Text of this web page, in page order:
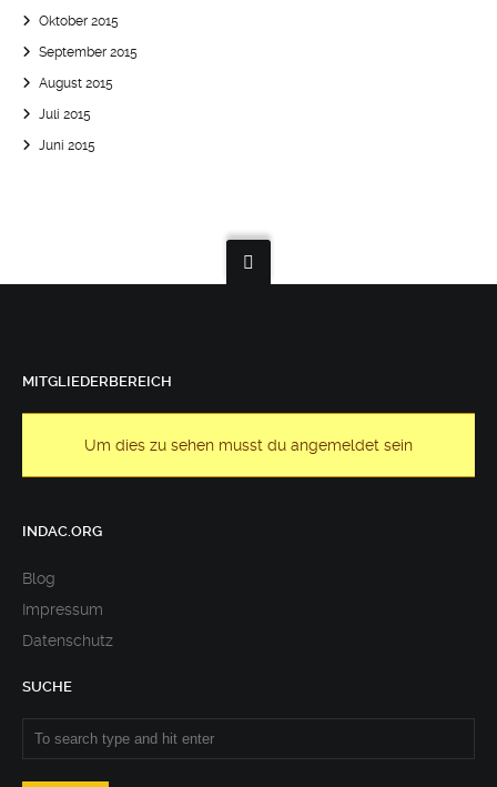
Oktober 2015
September 2015
August 2015
Juli 2015
Juni 2015
MITGLIEDERBEREICH
Um dies zu sehen musst du angemeldet sein
INDAC.ORG
Blog
Impressum
Datenschutz
SUCHE